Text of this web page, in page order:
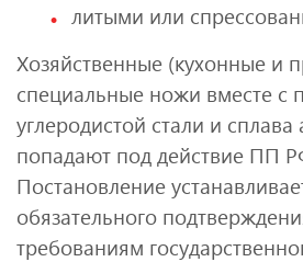
литыми или
Хозяйственные (кухонные и
специальные ножи вместе с
углеродистой стали и
попадают под действие ПП
Постановление
обязательного
требованиям